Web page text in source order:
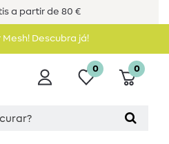
a partir de 80 €
Mesh! Descubra já!
0 0